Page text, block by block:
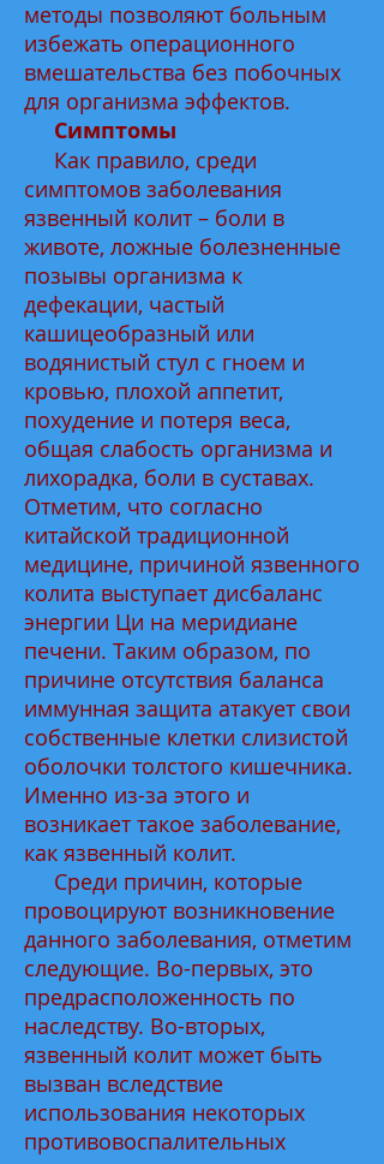
методы позволяют больным
избежать операционного
вмешательства без побочных
для организма эффектов.
Симптомы
Как правило, среди
симптомов заболевания
язвенный колит – боли в
животе, ложные болезненные
позывы организма к
дефекации, частый
кашицеобразный или
водянистый стул с гноем и
кровью, плохой аппетит,
похудение и потеря веса,
общая слабость организма и
лихорадка, боли в суставах.
Отметим, что согласно
китайской традиционной
медицине, причиной язвенного
колита выступает дисбаланс
энергии Ци на меридиане
печени. Таким образом, по
причине отсутствия баланса
иммунная защита атакует свои
собственные клетки слизистой
оболочки толстого кишечника.
Именно из-за этого и
возникает такое заболевание,
как язвенный колит.
Среди причин, которые
провоцируют возникновение
данного заболевания, отметим
следующие. Во-первых, это
предрасположенность по
наследству. Во-вторых,
язвенный колит может быть
вызван вследствие
использования некоторых
противовоспалительных